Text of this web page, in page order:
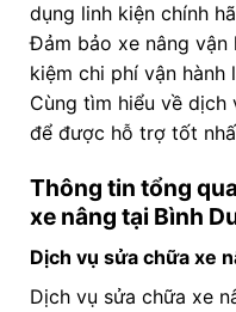
dụng linh kiện chính
Đảm bảo xe nâng vận
kiệm chi phí vận hành
Cùng tìm hiểu về dịch
để được hỗ trợ tốt
Thông tin tổng
xe nâng tại Bình
Dịch vụ sửa chữa xe
Dịch vụ sửa chữa xe